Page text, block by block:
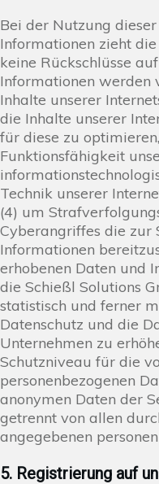
Bei der Nutzung
Informationen zieht
keine Rückschlüsse
Informationen werden
Inhalte unserer
die Inhalte unserer
für diese zu
Funktionsfähigkeit
Technik unserer
(4) um
Cyberangriffes die
Informationen
erhobenen Daten und
die Schießl Solutions
statistisch und ferner
Datenschutz und die
Unternehmen zu
Schutzniveau für die
personenbezogenen
anonymen Daten der
getrennt von allen
angegebenen
5. Registrierung auf